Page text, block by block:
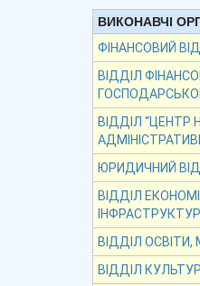
ВИКОНАВЧІ
ФІНАНСОВИЙ
ВІДДІЛ
ВІДДІЛ “ЦЕНТР
ЮРИДИЧНИЙ
ВІДДІЛ
ВІДДІЛ
ВІДДІЛ